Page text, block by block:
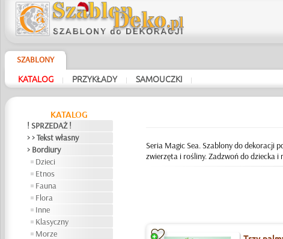
SZABLONY
KATALOG | PRZYKŁADY | SAMOUCZKI |
KATALOG
! SPRZEDAŻ !
> > Tekst własny
> Bordiury
Dzieci
Etnos
Fauna
Flora
Inne
Klasyczny
Morze
Seria Magic Sea. Szablony do dekoracji
zwierzęta i rośliny. Zadzwoń do dziecka i